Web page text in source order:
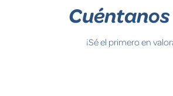
¡Sé el primero en